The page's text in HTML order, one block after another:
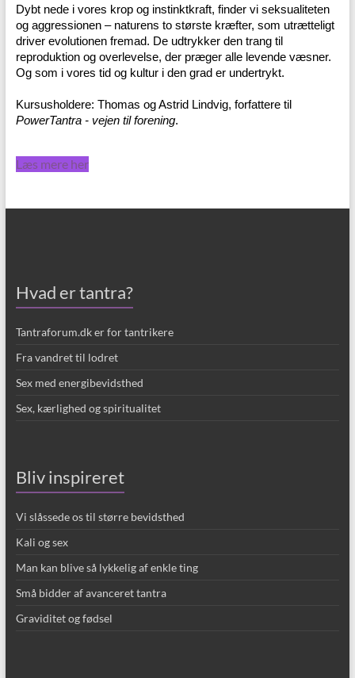
Dybt nede i vores krop og instinktkraft, finder vi seksualiteten
og aggressionen – naturens to største kræfter, som utrætteligt
driver evolutionen fremad. De udtrykker den trang til
reproduktion og overlevelse, der præger alle levende væsner.
Og som i vores tid og kultur i den grad er undertrykt.
Kursusholdere: Thomas og Astrid Lindvig, forfattere til
PowerTantra - vejen til forening.
Læs mere her
Hvad er tantra?
Tantraforum.dk er for tantrikere
Fra vandret til lodret
Sex med energibevidsthed
Sex, kærlighed og spiritualitet
Bliv inspireret
Vi slåssede os til større bevidsthed
Kali og sex
Man kan blive så lykkelig af enkle ting
Små bidder af avanceret tantra
Graviditet og fødsel